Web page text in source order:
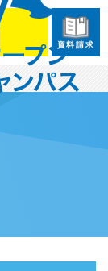
資料請求